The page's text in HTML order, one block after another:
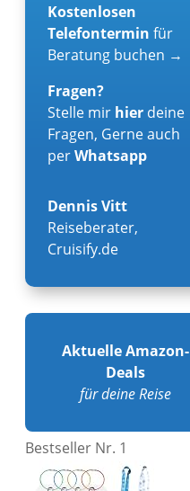
Kostenlosen
Telefonterminfür
Beratung buchen →
Fragen?
Stelle mir hier deine
Fragen, Gerne auch
perWhatsapp
Dennis Vitt
Reiseberater,
Cruisify.de
Aktuelle Amazon-
Deals
für deine Reise
Bestseller Nr. 1